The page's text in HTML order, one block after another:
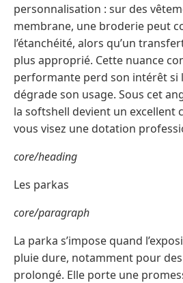
personnalisation : sur des
membrane, une broderie peut
l’étanchéité, alors qu’un
plus approprié. Cette nuance
performante perd son intérêt si
dégrade son usage. Sous cet
la softshell devient un excellent
vous visez une dotation
core/heading
Les parkas
core/paragraph
La parka s’impose quand
pluie dure, notamment pour
prolongé. Elle porte une